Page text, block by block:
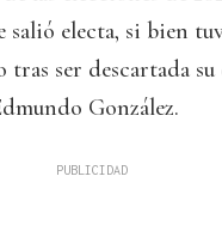
salió electa, si bien
tras ser descartada
González.